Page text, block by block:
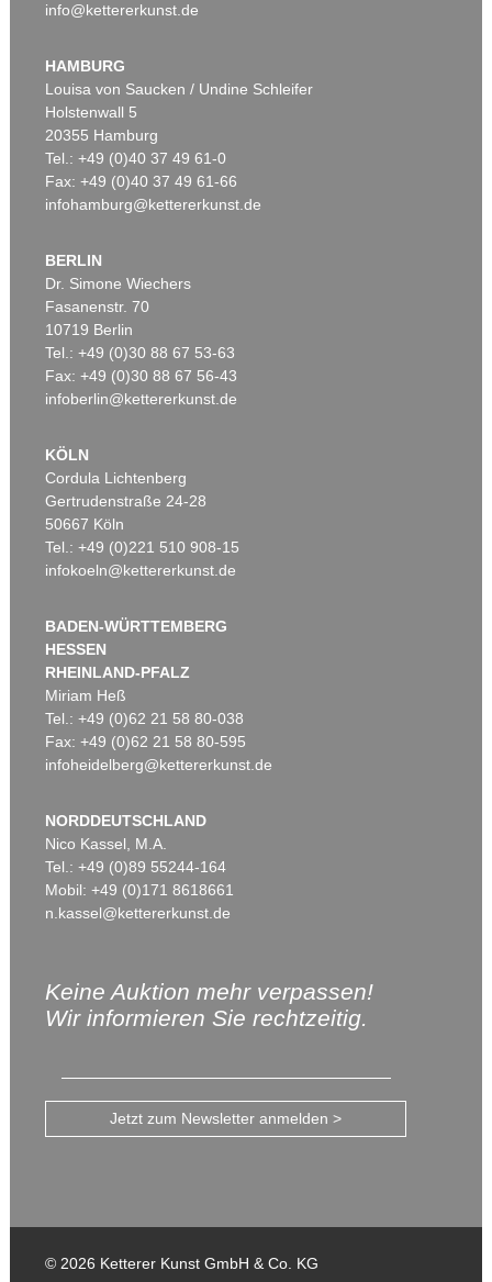
info@kettererkunst.de
HAMBURG
Louisa von Saucken / Undine Schleifer
Holstenwall 5
20355 Hamburg
Tel.: +49 (0)40 37 49 61-0
Fax: +49 (0)40 37 49 61-66
infohamburg@kettererkunst.de
BERLIN
Dr. Simone Wiechers
Fasanenstr. 70
10719 Berlin
Tel.: +49 (0)30 88 67 53-63
Fax: +49 (0)30 88 67 56-43
infoberlin@kettererkunst.de
KÖLN
Cordula Lichtenberg
Gertrudenstraße 24-28
50667 Köln
Tel.: +49 (0)221 510 908-15
infokoeln@kettererkunst.de
BADEN-WÜRTTEMBERG
HESSEN
RHEINLAND-PFALZ
Miriam Heß
Tel.: +49 (0)62 21 58 80-038
Fax: +49 (0)62 21 58 80-595
infoheidelberg@kettererkunst.de
NORDDEUTSCHLAND
Nico Kassel, M.A.
Tel.: +49 (0)89 55244-164
Mobil: +49 (0)171 8618661
n.kassel@kettererkunst.de
Keine Auktion mehr verpassen!
Wir informieren Sie rechtzeitig.
Jetzt zum Newsletter anmelden >
© 2026 Ketterer Kunst GmbH & Co. KG